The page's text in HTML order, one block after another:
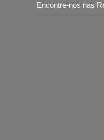
Encontre-nos nas